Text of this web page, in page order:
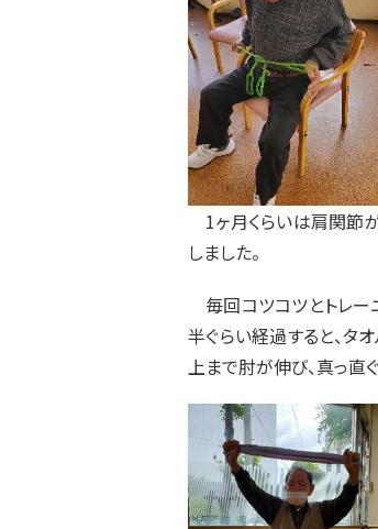
1ヶ月くらいは肩関節
しました。
毎回コツコツとトレー
半ぐらい経過すると、タ
上まで肘が伸び、真っ直